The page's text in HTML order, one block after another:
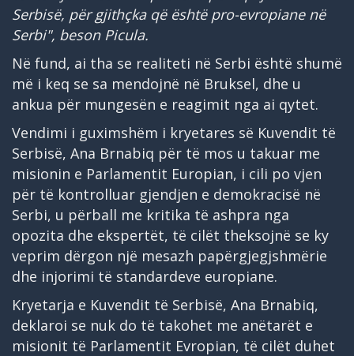
Serbisë, për gjithçka që është pro-evropiane në
Serbi", beson Picula.
Në fund, ai tha se realiteti në Serbi është shumë
më i keq se sa mendojnë në Bruksel, dhe u
ankua për mungesën e reagimit nga ai qytet.
Vendimi i guximshëm i kryetares së Kuvendit të
Serbisë, Ana Brnabiq për të mos u takuar me
misionin e Parlamentit Europian, i cili po vjen
për të kontrolluar gjendjen e demokracisë në
Serbi, u përball me kritika të ashpra nga
opozita dhe ekspertët, të cilët theksojnë se ky
veprim dërgon një mesazh papërgjegjshmërie
dhe injorimi të standardeve europiane.
Kryetarja e Kuvendit të Serbisë, Ana Brnabiq,
deklaroi se nuk do të takohet me anëtarët e
misionit të Parlamentit Evropian, të cilët duhet